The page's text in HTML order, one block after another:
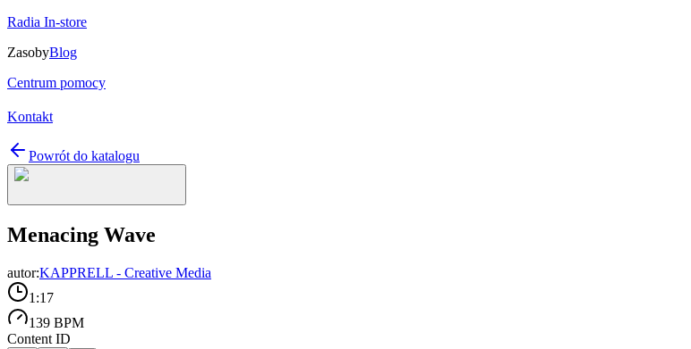
Radia In-store
ZasobyBlog
Centrum pomocy
Kontakt
Powrót do katalogu
Menacing Wave
autor:KAPPRELL - Creative Media
1:17
139 BPM
Content ID